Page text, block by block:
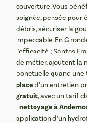
couverture. Vous
soignée, pensée pour
débris, sécuriser la
impeccable. En
l’efficacité ; Santos
de métier, ajoutent la
ponctuelle quand
place d’un entretien
gratuit, avec un tarif
:nettoyage à
application d’un